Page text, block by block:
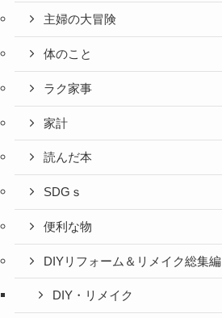
主婦の大冒険
体のこと
ラク家事
家計
読んだ本
SDGｓ
便利な物
DIYリフォーム＆リメイク総集編
DIY・リメイク